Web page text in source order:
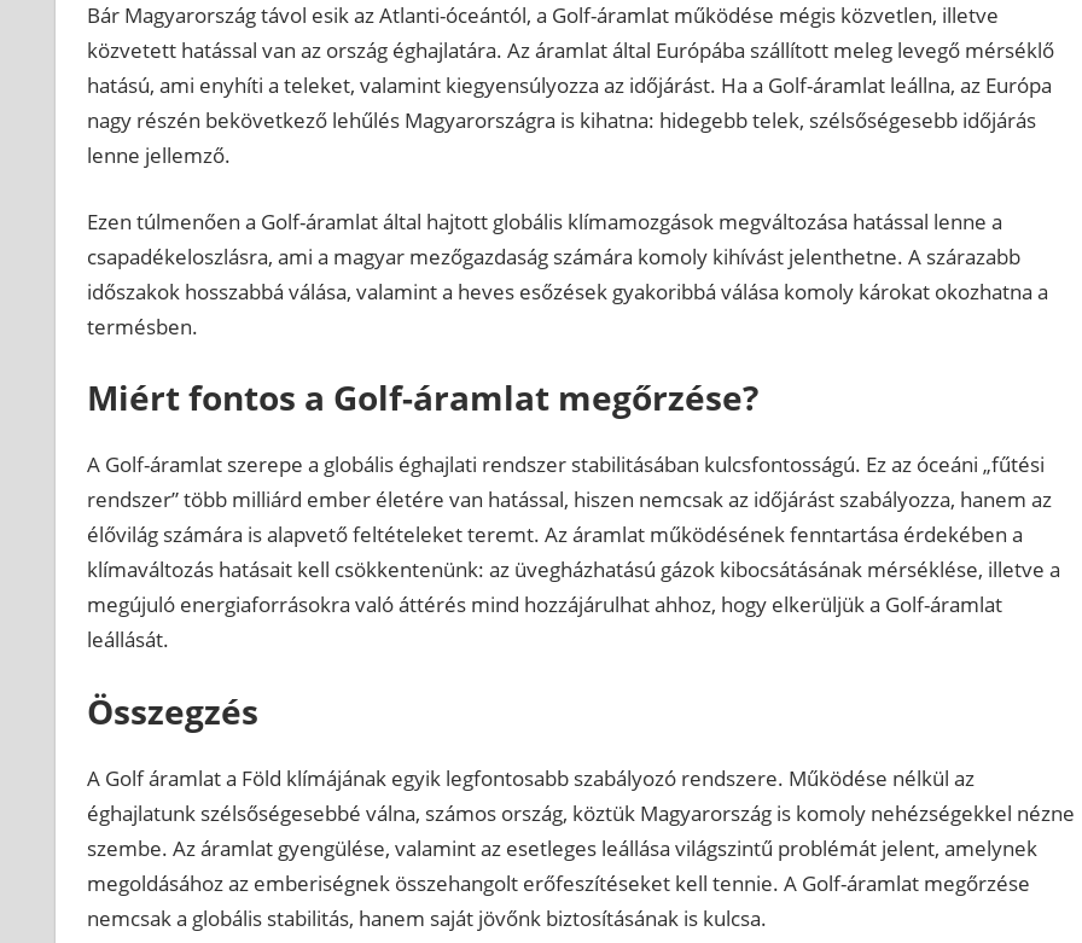
Bár Magyarország távol esik az Atlanti-óceántól, a Golf-áramlat működése mégis közvetlen, illetve
közvetett hatással van az ország éghajlatára. Az áramlat által Európába szállított meleg levegő mérséklő
hatású, ami enyhíti a teleket, valamint kiegyensúlyozza az időjárást. Ha a Golf-áramlat leállna, az Európa
nagy részén bekövetkező lehűlés Magyarországra is kihatna: hidegebb telek, szélsőségesebb időjárás
lenne jellemző.
Ezen túlmenően a Golf-áramlat által hajtott globális klímamozgások megváltozása hatással lenne a
csapadékeloszlásra, ami a magyar mezőgazdaság számára komoly kihívást jelenthetne. A szárazabb
időszakok hosszabbá válása, valamint a heves esőzések gyakoribbá válása komoly károkat okozhatna a
termésben.
Miért fontos a Golf-áramlat megőrzése?
A Golf-áramlat szerepe a globális éghajlati rendszer stabilitásában kulcsfontosságú. Ez az óceáni „fűtési
rendszer” több milliárd ember életére van hatással, hiszen nemcsak az időjárást szabályozza, hanem az
élővilág számára is alapvető feltételeket teremt. Az áramlat működésének fenntartása érdekében a
klímaváltozás hatásait kell csökkentenünk: az üvegházhatású gázok kibocsátásának mérséklése, illetve a
megújuló energiaforrásokra való áttérés mind hozzájárulhat ahhoz, hogy elkerüljük a Golf-áramlat
leállását.
Összegzés
A Golf áramlat a Föld klímájának egyik legfontosabb szabályozó rendszere. Működése nélkül az
éghajlatunk szélsőségesebbé válna, számos ország, köztük Magyarország is komoly nehézségekkel nézne
szembe. Az áramlat gyengülése, valamint az esetleges leállása világszintű problémát jelent, amelynek
megoldásához az emberiségnek összehangolt erőfeszítéseket kell tennie. A Golf-áramlat megőrzése
nemcsak a globális stabilitás, hanem saját jövőnk biztosításának is kulcsa.